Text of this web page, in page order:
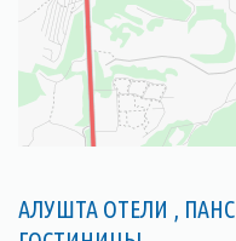
АЛУШТА ОТЕЛИ ,